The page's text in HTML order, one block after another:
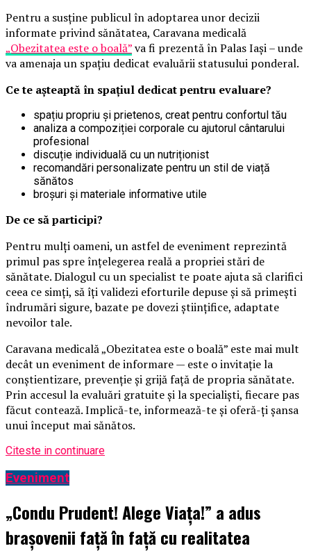
Pentru a susține publicul în adoptarea unor decizii
informate privind sănătatea, Caravana medicală
„Obezitatea este o boală”va fi prezentă în Palas Iași – unde
va amenaja un spațiu dedicat evaluării statusului ponderal.
Ce te așteaptă în spațiul dedicat pentru evaluare?
spațiu propriu și prietenos, creat pentru confortul tău
analiza a compoziției corporale cu ajutorul cântarului
profesional
discuție individuală cu un nutriționist
recomandări personalizate pentru un stil de viață
sănătos
broșuri și materiale informative utile
De ce să participi?
Pentru mulți oameni, un astfel de eveniment reprezintă
primul pas spre înțelegerea reală a propriei stări de
sănătate. Dialogul cu un specialist te poate ajuta să clarifici
ceea ce simți, să îți validezi eforturile depuse și să primești
îndrumări sigure, bazate pe dovezi științifice, adaptate
nevoilor tale.
Caravana medicală „Obezitatea este o boală” este mai mult
decât un eveniment de informare — este o invitație la
conștientizare, prevenție și grijă față de propria sănătate.
Prin accesul la evaluări gratuite și la specialiști, fiecare pas
făcut contează. Implică-te, informează-te și oferă-ți șansa
unui început mai sănătos.
Citeste in continuare
Eveniment
„Condu Prudent! Alege Viața!” a adus
brașovenii față în față cu realitatea